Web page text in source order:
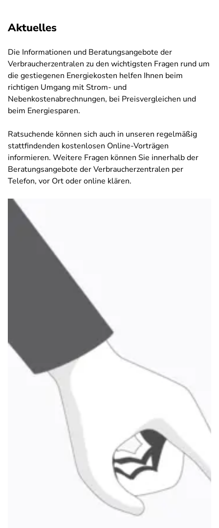
Aktuelles
Die Informationen und Beratungsangebote der
Verbraucherzentralen zu den wichtigsten Fragen rund um
die gestiegenen Energiekosten helfen Ihnen beim
richtigen Umgang mit Strom- und
Nebenkostenabrechnungen, bei Preisvergleichen und
beim Energiesparen.
Ratsuchende können sich auch in unseren regelmäßig
stattfindenden kostenlosen Online-Vorträgen
informieren. Weitere Fragen können Sie innerhalb der
Beratungsangebote der Verbraucherzentralen per
Telefon, vor Ort oder online klären.